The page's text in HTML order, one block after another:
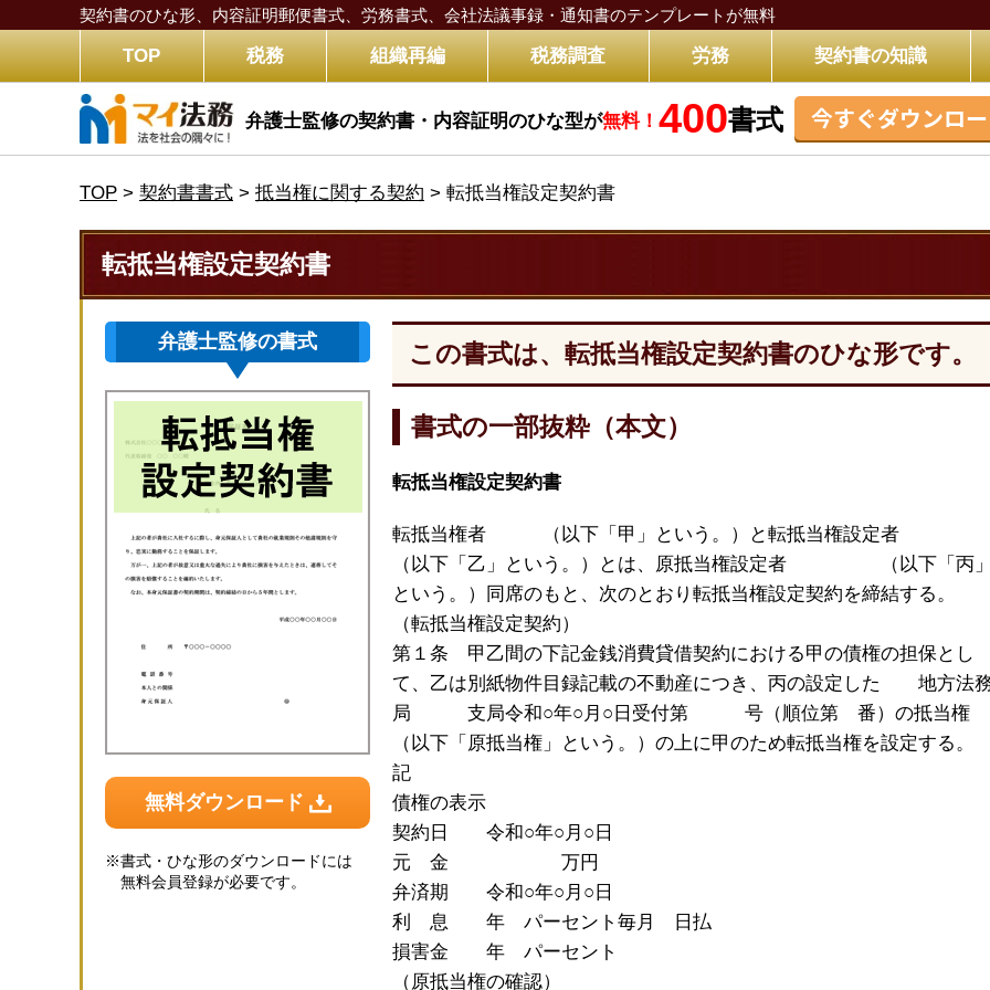
契約書のひな形、内容証明郵便書式、労務書式、 会社法議事録・通知書のテンプレートが無料
TOP 税務 組織再編 税務調査 労務 契約書の知識
弁護士監修の契約書・内容証明のひな型が無料！ 400書式 今すぐダウンロ
TOP > 契約書書式 > 抵当権に関する契約 > 転抵当権設定契約書
転抵当権設定契約書
弁護士監修の書式
無料ダウンロード
※書式・ひな形のダウンロードには
無料会員登録が必要です。
この書式は、転抵当権設定契約書のひな形です。
書式の一部抜粋（本文）
転抵当権設定契約書
転抵当権者 （以下「甲」という。）と転抵当権設定者
（以下「乙」という。）とは、原抵当権設定者 （以下「丙
という。）同席のもと、次のとおり転抵当権設定契約を締結する。
（転抵当権設定契約）
第１条 甲乙間の下記金銭消費貸借契約における甲の債権の担保とし
て、乙は別紙物件目録記載の不動産につき、丙の設定した 地方法
局 支局令和○年○月○日受付第 号（順位第 番）の抵当権
（以下「原抵当権」という。）の上に甲のため転抵当権を設定する。
記
債権の表示
契約日 令和○年○月○日
元 金 万円
弁済期 令和○年○月○日
利 息 年 パーセント毎月 日払
損害金 年 パーセント
（原抵当権の確認）